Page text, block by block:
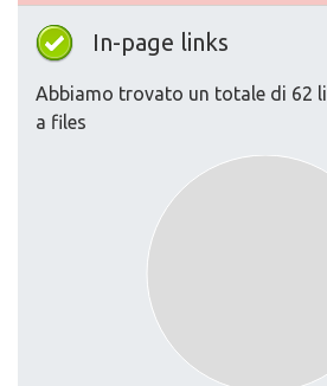
In-page links
Abbiamo trovato un totale di 62
a files